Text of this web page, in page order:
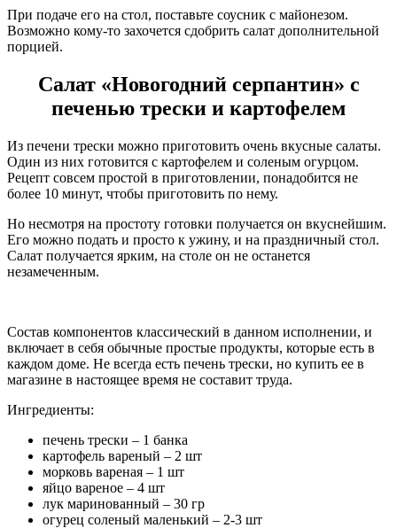
При подаче его на стол, поставьте соусник с майонезом.
Возможно кому-то захочется сдобрить салат дополнительной
порцией.
Салат «Новогодний серпантин» с
печенью трески и картофелем
Из печени трески можно приготовить очень вкусные салаты.
Один из них готовится с картофелем и соленым огурцом.
Рецепт совсем простой в приготовлении, понадобится не
более 10 минут, чтобы приготовить по нему.
Но несмотря на простоту готовки получается он вкуснейшим.
Его можно подать и просто к ужину, и на праздничный стол.
Салат получается ярким, на столе он не останется
незамеченным.
Состав компонентов классический в данном исполнении, и
включает в себя обычные простые продукты, которые есть в
каждом доме. Не всегда есть печень трески, но купить ее в
магазине в настоящее время не составит труда.
Ингредиенты:
печень трески – 1 банка
картофель вареный – 2 шт
морковь вареная – 1 шт
яйцо вареное – 4 шт
лук маринованный – 30 гр
огурец соленый маленький – 2-3 шт